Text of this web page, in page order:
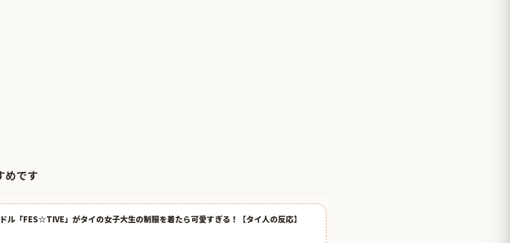
めです
ル「FES☆TIVE」がタイの女子大生の制服を着たら可愛すぎる！【タイ人の反応】